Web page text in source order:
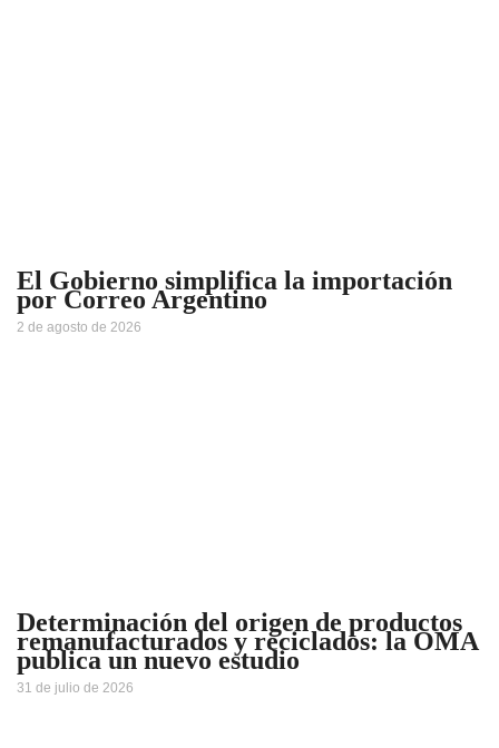
El Gobierno simplifica la importación
por Correo Argentino
2 de agosto de 2026
Determinación del origen de productos
remanufacturados y reciclados: la OMA
publica un nuevo estudio
31 de julio de 2026